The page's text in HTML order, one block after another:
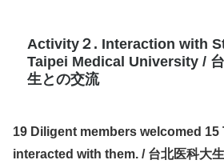
Activity２. Interaction with
Taipei Medical University /
生との交流
19 Diligent members welcomed 15
interacted with them. / 台北医科大